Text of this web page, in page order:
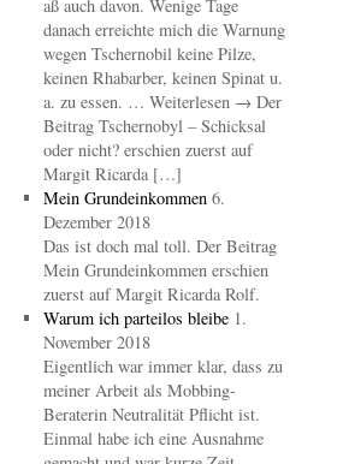
aß auch davon. Wenige Tage
danach erreichte mich die Warnung
wegen Tschernobil keine Pilze,
keinen Rhabarber, keinen Spinat u.
a. zu essen. … Weiterlesen → Der
Beitrag Tschernobyl – Schicksal
oder nicht? erschien zuerst auf
Margit Ricarda […]
Mein Grundeinkommen 6.
Dezember 2018
Das ist doch mal toll. Der Beitrag
Mein Grundeinkommen erschien
zuerst auf Margit Ricarda Rolf.
Warum ich parteilos bleibe 1.
November 2018
Eigentlich war immer klar, dass zu
meiner Arbeit als Mobbing-
Beraterin Neutralität Pflicht ist.
Einmal habe ich eine Ausnahme